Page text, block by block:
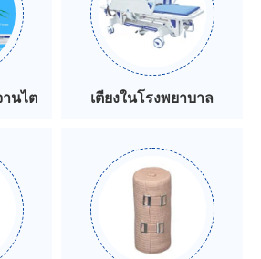
นไต เตียงในโรงพยาบาล